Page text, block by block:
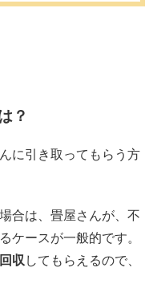
？
に引き取ってもらう方
合は、畳屋さんが、不
ケースが一般的です。
収 してもらえるので、